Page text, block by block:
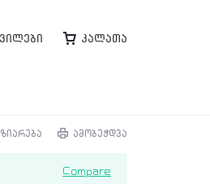
კალათა
ამობეჭდვა
Compare